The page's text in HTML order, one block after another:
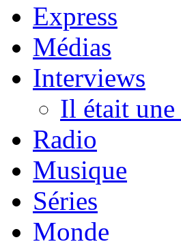
Express
Médias
Interviews
Il était
Radio
Musique
Séries
Monde